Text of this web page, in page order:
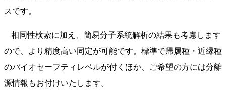
スです。
相同性検索に加え、簡易分子系統解析の結果も考慮します
ので、より精度高い同定が可能です。標準で帰属種・近縁種
のバイオセーフティレベルが付くほか、ご希望の方には分離
源情報もお付けいたします。